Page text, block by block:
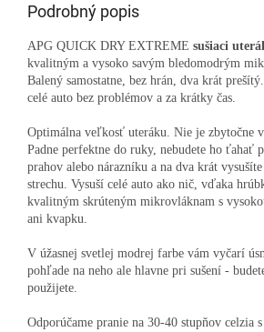
Podrobný popis
APG QUICK DRY EXTREME sušiaci
kvalitným a vysoko savým bledomodrým
Balený samostatne, bez hrán, dva krát
celé auto bez problémov a za krátky čas.
Optimálna veľkosť uteráku. Nie je zbytočne
Padne perfektne do ruky, nebudete ho ťahať
prahov alebo nárazníku a na dva krát
strechu. Vysuší celé auto ako nič, vďaka
kvalitným skrúteným mikrovláknam s
ani kvapku.
V úžasnej svetlej modrej farbe vám vyčarí
pohľade na neho ale hlavne pri sušení -
použijete.
Odporúčame pranie na 30-40 stupňov celzia